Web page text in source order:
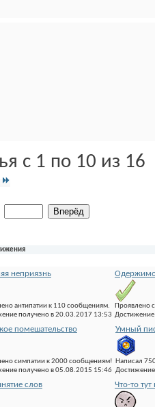
с 1 по 10 из 16
неприязнь
антипатии к 110 сообщениям.
получено в 20.03.2017 13:53
Проявлено
помешательство
симпатии к 2000 сообщениям!
получено в 05.08.2015 15:46
Умный
Написал
слов Что-то тут